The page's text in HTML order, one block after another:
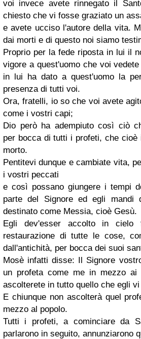
voi invece avete rinnegato il
chiesto che vi fosse graziato un
e avete ucciso l'autore della vita.
dai morti e di questo noi siamo
Proprio per la fede riposta in lui il
vigore a quest'uomo che voi
in lui ha dato a quest'uomo la
presenza di tutti voi.
Ora, fratelli, io so che voi avete
come i vostri capi;
Dio però ha adempiuto così ciò
per bocca di tutti i profeti, che cioè
morto.
Pentitevi dunque e cambiate vita,
i vostri peccati
e così possano giungere i tempi
parte del Signore ed egli mandi
destinato come Messia, cioè Gesù.
Egli dev'esser accolto in cielo
restaurazione di tutte le cose,
dall'antichità, per bocca dei suoi
Mosè infatti disse: Il Signore
un profeta come me in mezzo
ascolterete in tutto quello che egli
E chiunque non ascolterà quel
mezzo al popolo.
Tutti i profeti, a cominciare da
parlarono in seguito, annunziarono